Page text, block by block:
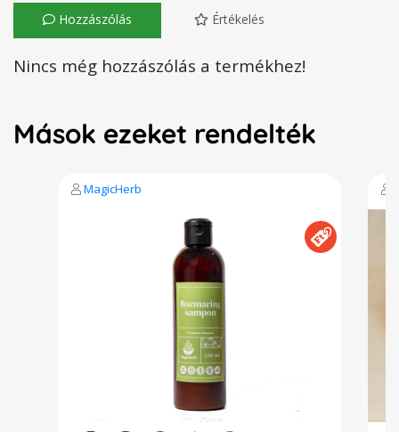
Hozzászólás Értékelés
Nincs még hozzászólás a termékhez!
Mások ezeket rendelték
MagicHerb